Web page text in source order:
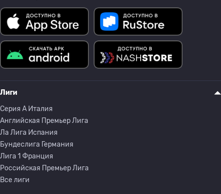
Лиги
Серия A Италия
Английская Премьер Лига
Ла Лига Испания
Бундеслига Германия
Лига 1 Франция
Российская Премьер Лига
Все лиги